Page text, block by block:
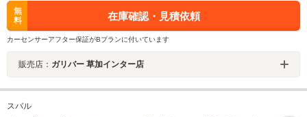
無
料
在庫確認・見積依頼
カーセンサーアフター保証がBプランに付いています
販売店： ガリバー 草加インター店
スバル